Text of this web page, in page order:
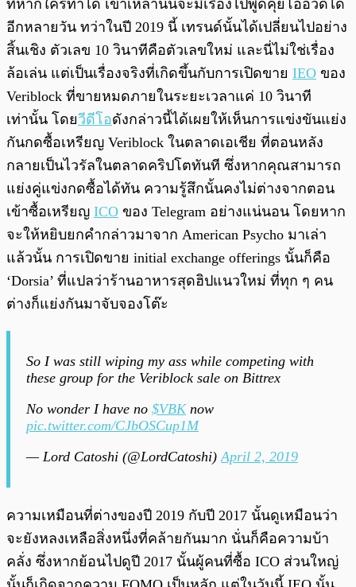
ที่หากใครทำได้ เขาเหล่านั้นจะมีเรื่องไปพูดคุยโอ้อวดได้
อีกหลายวัน ทว่าในปี 2019 นี้ เทรนด์นั้นได้เปลี่ยนไปอย่าง
สิ้นเชิง ตัวเลข 10 วินาทีคือตัวเลขใหม่ และนี่ไม่ใช่เรื่อง
ล้อเล่น แต่เป็นเรื่องจริงที่เกิดขึ้นกับการเปิดขาย IEO ของ
Veriblock ที่ขายหมดภายในระยะเวลาแค่ 10 วินาที
เท่านั้น โดยวีดีโอดังกล่าวนี้ได้เผยให้เห็นการแข่งขันแย่ง
กันกดซื้อเหรียญ Veriblock ในตลาดเอเชีย ที่ตอนหลัง
กลายเป็นไวรัลในตลาดคริปโตทันที ซึ่งหากคุณสามารถ
แย่งคู่แข่งกดซื้อได้ทัน ความรู้สึกนั้นคงไม่ต่างจากตอน
เข้าซื้อเหรียญ ICO ของ Telegram อย่างแน่นอน โดยหาก
จะให้หยิบยกคำกล่าวมาจาก American Psycho มาเล่า
แล้วนั้น การเปิดขาย initial exchange offerings นั้นก็คือ
‘Dorsia’ ที่แปลว่าร้านอาหารสุดฮิปแนวใหม่ ที่ทุก ๆ คน
ต่างก็แย่งกันมาจับจองโต๊ะ
So I was still wiping my ass while competing with
these group for the Veriblock sale on Bittrex
No wonder I have no $VBKnow
pic.twitter.com/CJbOSCup1M
— Lord Catoshi (@LordCatoshi) April 2, 2019
ความเหมือนที่ต่างของปี 2019 กับปี 2017 นั้นดูเหมือนว่า
จะยังหลงเหลือสิ่งหนึ่งที่คล้ายกันมาก นั่นก็คือความบ้า
คลั่ง ซึ่งหากย้อนไปดูปี 2017 นั้นผู้คนที่ซื้อ ICO ส่วนใหญ่